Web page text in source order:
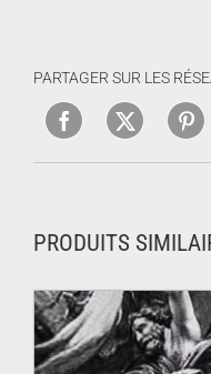
PARTAGER SUR LES
PRODUITS